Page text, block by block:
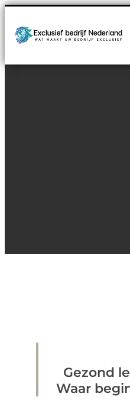
Gezond
Waar